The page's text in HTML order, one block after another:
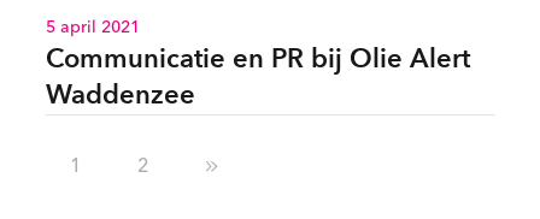
5 april 2021
Communicatie en PR bij Olie Alert
Waddenzee
1 2